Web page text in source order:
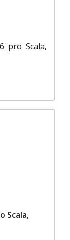
pro Scala,
Scala,